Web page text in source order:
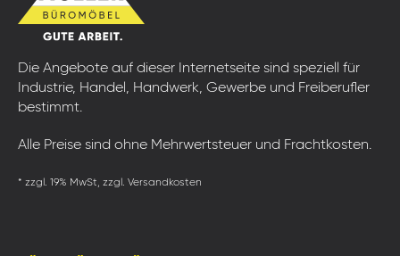
Die Angebote auf dieser Internetseite sind speziell für
Industrie, Handel, Handwerk, Gewerbe und Freiberufler
bestimmt.
Alle Preise sind ohne Mehrwertsteuer und Frachtkosten.
* zzgl. 19% MwSt, zzgl. Versandkosten